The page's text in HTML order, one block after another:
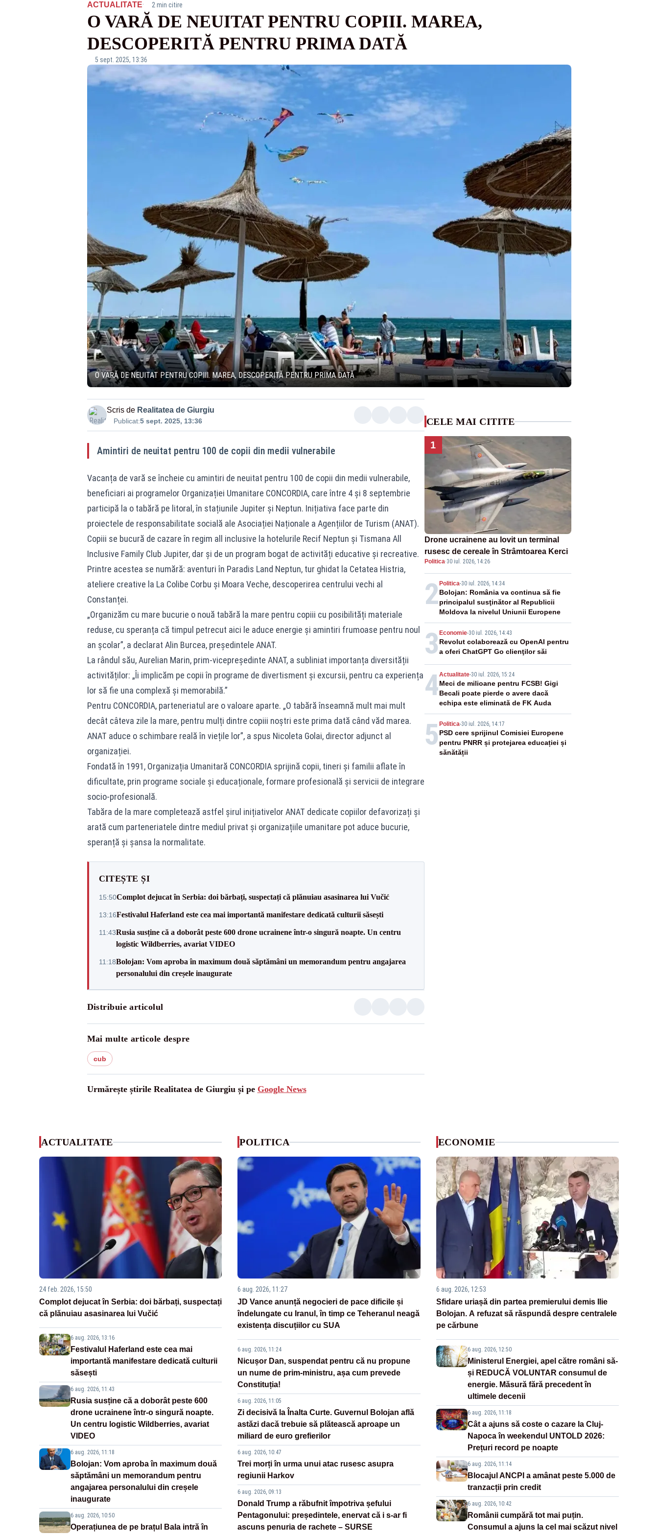
ACTUALITATE· 2 min citire
O VARĂ DE NEUITAT PENTRU COPIII. MAREA,
DESCOPERITĂ PENTRU PRIMA DATĂ
5 sept. 2025, 13:36
O VARĂ DE NEUITAT PENTRU COPIII. MAREA, DESCOPERITĂ PENTRU PRIMA DATĂ
Scris de Realitatea de Giurgiu
Publicat:5 sept. 2025, 13:36
Amintiri de neuitat pentru 100 de copii din medii vulnerabile
Vacanța de vară se încheie cu amintiri de neuitat pentru 100 de copii din medii vulnerabile,
beneficiari ai programelor Organizației Umanitare CONCORDIA, care între 4 și 8 septembrie
participă la o tabără pe litoral, în stațiunile Jupiter și Neptun. Inițiativa face parte din
proiectele de responsabilitate socială ale Asociației Naționale a Agențiilor de Turism (ANAT).
Copiii se bucură de cazare în regim all inclusive la hotelurile Recif Neptun și Tismana All
Inclusive Family Club Jupiter, dar și de un program bogat de activități educative și recreative.
Printre acestea se numără: aventuri în Paradis Land Neptun, tur ghidat la Cetatea Histria,
ateliere creative la La Colibe Corbu și Moara Veche, descoperirea centrului vechi al
Constanței.
„Organizăm cu mare bucurie o nouă tabără la mare pentru copiii cu posibilități materiale
reduse, cu speranța că timpul petrecut aici le aduce energie și amintiri frumoase pentru noul
an școlar”, a declarat Alin Burcea, președintele ANAT.
La rândul său, Aurelian Marin, prim-vicepreședinte ANAT, a subliniat importanța diversității
activităților: „Îi implicăm pe copii în programe de divertisment și excursii, pentru ca experiența
lor să fie una complexă și memorabilă.”
Pentru CONCORDIA, parteneriatul are o valoare aparte. „O tabără înseamnă mult mai mult
decât câteva zile la mare, pentru mulți dintre copiii noștri este prima dată când văd marea.
ANAT aduce o schimbare reală în viețile lor”, a spus Nicoleta Golai, director adjunct al
organizației.
Fondată în 1991, Organizația Umanitară CONCORDIA sprijină copii, tineri și familii aflate în
dificultate, prin programe sociale și educaționale, formare profesională și servicii de integrare
socio-profesională.
Tabăra de la mare completează astfel șirul inițiativelor ANAT dedicate copiilor defavorizați și
arată cum parteneriatele dintre mediul privat și organizațiile umanitare pot aduce bucurie,
speranță și șansa la normalitate.
CITEȘTE ȘI
15:50Complot dejucat în Serbia: doi bărbați, suspectați că plănuiau asasinarea lui Vučić
13:16Festivalul Haferland este cea mai importantă manifestare dedicată culturii săsești
11:43Rusia susține că a doborât peste 600 drone ucrainene într-o singură noapte. Un centru
logistic Wildberries, avariat VIDEO
11:18Bolojan: Vom aproba în maximum două săptămâni un memorandum pentru angajarea
personalului din creșele inaugurate
Distribuie articolul
Mai multe articole despre
cub
Urmărește știrile Realitatea de Giurgiu și pe Google News
CELE MAI CITITE
1
Drone ucrainene au lovit un terminal
rusesc de cereale în Strâmtoarea Kerci
Politica·30 iul. 2026, 14:26
2 Politica-30 iul. 2026, 14:34
Bolojan: România va continua să fie
principalul susţinător al Republicii
Moldova la nivelul Uniunii Europene
3 Economie-30 iul. 2026, 14:43
Revolut colaborează cu OpenAI pentru
a oferi ChatGPT Go clienţilor săi
4Actualitate-30 iul. 2026, 15:24
Meci de milioane pentru FCSB! Gigi
Becali poate pierde o avere dacă
echipa este eliminată de FK Auda
5 Politica-30 iul. 2026, 14:17
PSD cere sprijinul Comisiei Europene
pentru PNRR și protejarea educației și
sănătății
ACTUALITATE
24 feb. 2026, 15:50
Complot dejucat în Serbia: doi bărbați, suspectați
că plănuiau asasinarea lui Vučić
6 aug. 2026, 13:16
Festivalul Haferland este cea mai
importantă manifestare dedicată culturii
săsești
6 aug. 2026, 11:43
Rusia susține că a doborât peste 600
drone ucrainene într-o singură noapte.
Un centru logistic Wildberries, avariat
VIDEO
6 aug. 2026, 11:18
Bolojan: Vom aproba în maximum două
săptămâni un memorandum pentru
angajarea personalului din creșele
inaugurate
6 aug. 2026, 10:50
Operațiunea de pe brațul Bala intră în
POLITICA
6 aug. 2026, 11:27
JD Vance anunță negocieri de pace dificile și
îndelungate cu Iranul, în timp ce Teheranul neagă
existența discuțiilor cu SUA
6 aug. 2026, 11:24
Nicușor Dan, suspendat pentru că nu propune
un nume de prim-ministru, așa cum prevede
Constituția!
6 aug. 2026, 11:05
Zi decisivă la Înalta Curte. Guvernul Bolojan află
astăzi dacă trebuie să plătească aproape un
miliard de euro grefierilor
6 aug. 2026, 10:47
Trei morți în urma unui atac rusesc asupra
regiunii Harkov
6 aug. 2026, 09:13
Donald Trump a răbufnit împotriva șefului
Pentagonului: președintele, enervat că i s-ar fi
ascuns penuria de rachete – SURSE
ECONOMIE
6 aug. 2026, 12:53
Sfidare uriașă din partea premierului demis Ilie
Bolojan. A refuzat să răspundă despre centralele
pe cărbune
6 aug. 2026, 12:50
Ministerul Energiei, apel către români să-
și REDUCĂ VOLUNTAR consumul de
energie. Măsură fără precedent în
ultimele decenii
6 aug. 2026, 11:18
Cât a ajuns să coste o cazare la Cluj-
Napoca în weekendul UNTOLD 2026:
Prețuri record pe noapte
6 aug. 2026, 11:14
Blocajul ANCPI a amânat peste 5.000 de
tranzacții prin credit
6 aug. 2026, 10:42
Românii cumpără tot mai puțin.
Consumul a ajuns la cel mai scăzut nivel